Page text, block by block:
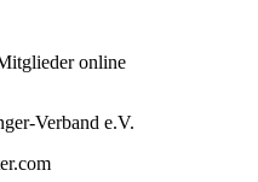
online
Verband e.V.